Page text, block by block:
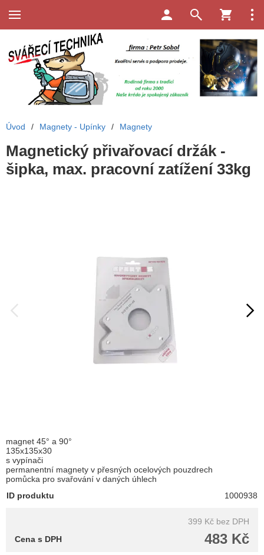
Úvod / Magnety - Upínky / Magnety
Magnetický přivařovací držák -
šipka, max. pracovní zatížení 33kg
magnet 45° a 90°
135x135x30
s vypínači
permanentní magnety v přesných ocelových pouzdrech
pomůcka pro svařování v daných úhlech
ID produktu
1000938
399 Kč bez DPH
483 Kč
Cena s DPH